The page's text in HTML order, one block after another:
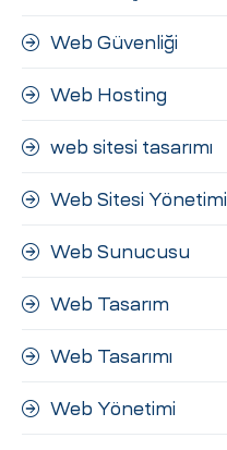
Web Güvenliği
Web Hosting
web sitesi tasarımı
Web Sitesi Yönetimi
Web Sunucusu
Web Tasarım
Web Tasarımı
Web Yönetimi